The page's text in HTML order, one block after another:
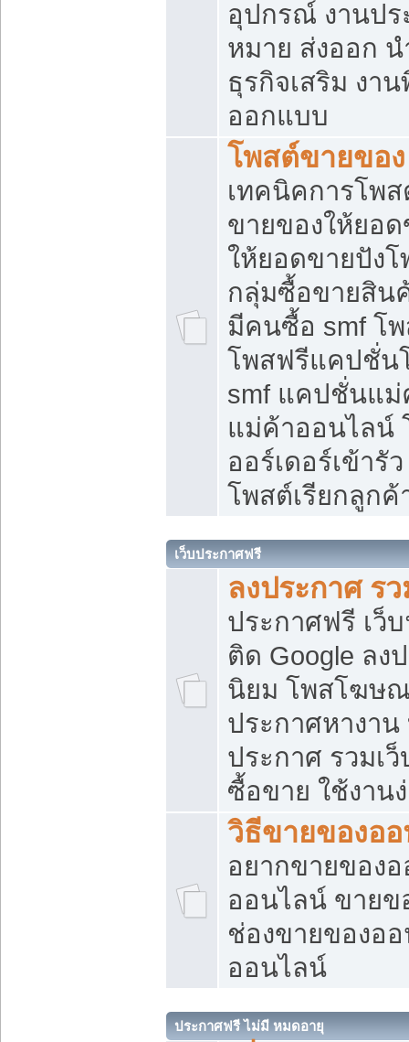
อุปกรณ์ งานป
หมาย ส่งออก น
ธุรกิจเสริม งา
ออกแบบ
โพสต์ขายของ
เทคนิคการโพ
ขายของให้ยอ
ให้ยอดขายปัง
กลุ่มซื้อขายสิน
มีคนซื้อ smf โ
โพสฟรีแคปชั่น
smf แคปชั่นแ
แม่ค้าออนไลน์
ออร์เดอร์เข้ารั
โพสต์เรียกลูกค้
เว็บประกาศฟรี
ลงประกาศ ร
ประกาศฟรี เว็
ติด Google ลง
นิยม โพสโฆษ
ประกาศหางาน
ประกาศ รวมเ
ซื้อขาย ใช้งาน
วิธีขายของอ
อยากขายของ
ออนไลน์ ขายข
ช่องขายของอ
ออนไลน์
ประกาศฟรี ไม่มี หมดอายุ